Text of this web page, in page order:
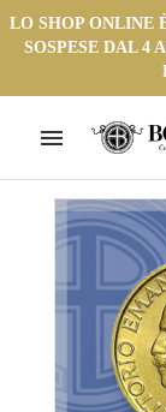
LO SHOP ONLINE
SOSPESE DAL 4
